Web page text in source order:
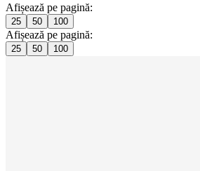
Afișează pe pagină:
25 50 100
Afișează pe pagină:
25 50 100